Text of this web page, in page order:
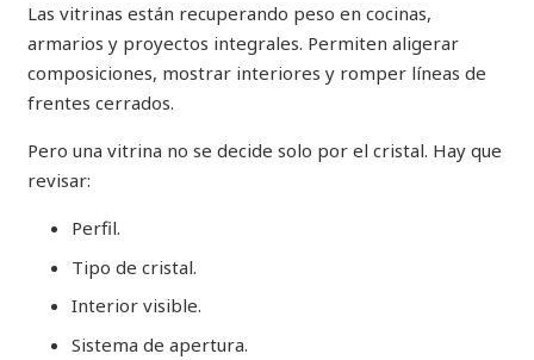
Las vitrinas están recuperando peso en cocinas,
armarios y proyectos integrales. Permiten aligerar
composiciones, mostrar interiores y romper líneas de
frentes cerrados.
Pero una vitrina no se decide solo por el cristal. Hay que
revisar:
Perfil.
Tipo de cristal.
Interior visible.
Sistema de apertura.